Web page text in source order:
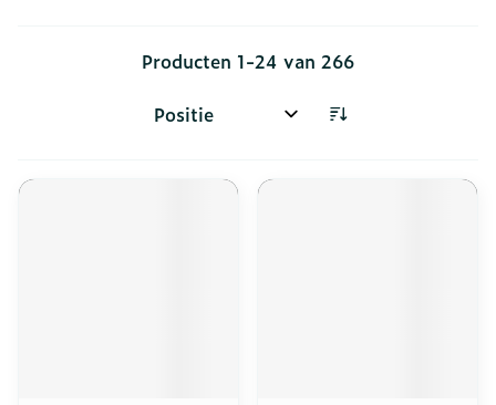
Producten 1-24 van 266
Sorteer op: